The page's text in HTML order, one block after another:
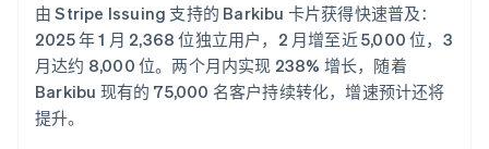
由 Stripe Issuing 支持的 Barkibu 卡片获得快速普及：
2025 年 1 月 2,368 位独立用户，2 月增至近 5,000 位，3
月达约 8,000 位。两个月内实现 238% 增长，随着
Barkibu 现有的 75,000 名客户持续转化，增速预计还将
提升。